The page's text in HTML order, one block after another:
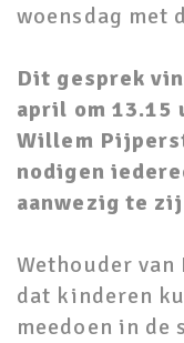
woensdag met
Dit gesprek
april om 13.15
Willem
nodigen
aanwezig te
Wethouder
dat kinderen
meedoen in de